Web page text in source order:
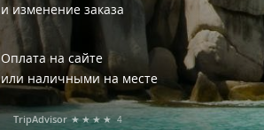
и изменение заказа
Оплата на сайте
или наличными на месте
TripAdvisor ★★★★ 4